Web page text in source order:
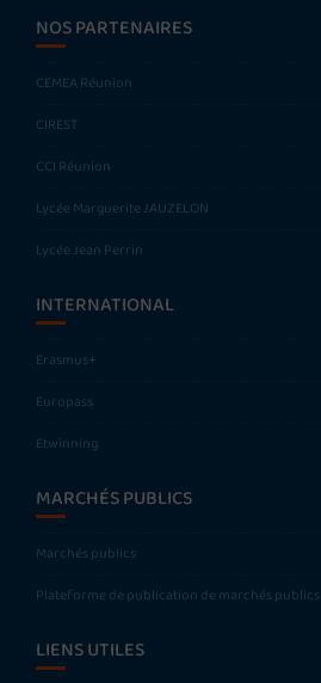
NOS PARTENAIRES
CEMEA Réunion
CIREST
CCI Réunion
Lycée Marguerite JAUZELON
Lycée Jean Perrin
INTERNATIONAL
Erasmus+
Europass
Etwinning
MARCHÉS PUBLICS
Marchés publics
Plateforme de publication de marchés publics
LIENS UTILES